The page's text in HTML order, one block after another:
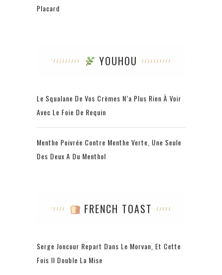
Placard
YOUHOU
Le Squalane De Vos Crèmes N’a Plus Rien À Voir
Avec Le Foie De Requin
Menthe Poivrée Contre Menthe Verte, Une Seule
Des Deux A Du Menthol
FRENCH TOAST
Serge Joncour Repart Dans Le Morvan, Et Cette
Fois Il Double La Mise